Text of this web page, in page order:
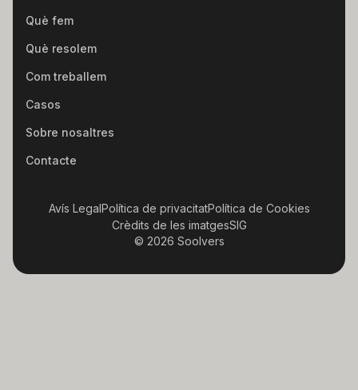
Què fem
Què resolem
Com treballem
Casos
Sobre nosaltres
Contacte
Avís LegalPolítica de privacitatPolítica de Cookies
Crèdits de les imatgesSIG
© 2026 Soolvers